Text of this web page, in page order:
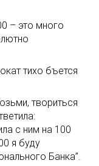
– это много
тихо бъется
твориться
с ним на 100
я буду
Банка”.